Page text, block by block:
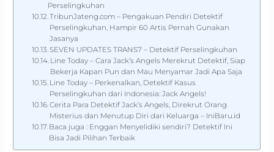
Perselingkuhan
TribunJateng.com – Pengakuan Pendiri Detektif
Perselingkuhan, Hampir 60 Artis Pernah Gunakan
Jasanya
SEVEN UPDATES TRANS7 – Detektif Perselingkuhan
Line Today – Cara Jack’s Angels Merekrut Detektif, Siap
Bekerja Kapan Pun dan Mau Menyamar Jadi Apa Saja
Line Today – Perkenalkan, Detektif Kasus
Perselingkuhan dari Indonesia: Jack Angels!
Cerita Para Detektif Jack’s Angels, Direkrut Orang
Misterius dan Menutup Diri dari Keluarga – IniBaru.id
Baca juga : Enggan Menyelidiki sendiri? Detektif Ini
Bisa Jadi Pilihan Terbaik